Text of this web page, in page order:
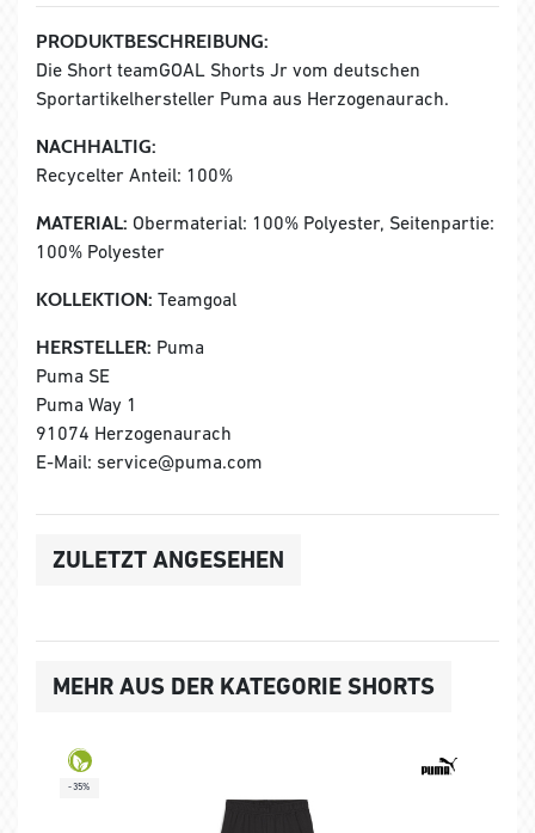
PRODUKTBESCHREIBUNG:
Die Short teamGOAL Shorts Jr vom deutschen
Sportartikelhersteller Puma aus Herzogenaurach.
NACHHALTIG:
Recycelter Anteil: 100%
MATERIAL: Obermaterial: 100% Polyester, Seitenpartie:
100% Polyester
KOLLEKTION: Teamgoal
HERSTELLER: Puma
Puma SE
Puma Way 1
91074 Herzogenaurach
E-Mail: service@puma.com
ZULETZT ANGESEHEN
MEHR AUS DER KATEGORIE SHORTS
-35%